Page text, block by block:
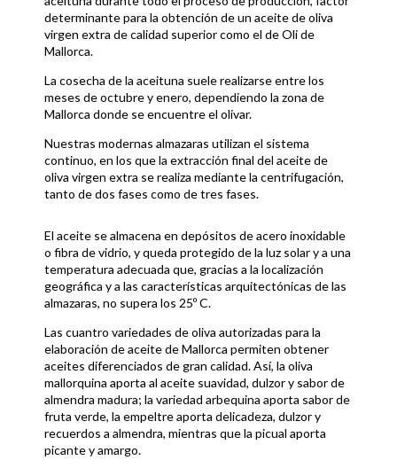
determinante para la obtención de un aceite de oliva
virgen extra de calidad superior como el de Oli de
Mallorca.
La cosecha de la aceituna suele realizarse entre los
meses de octubre y enero, dependiendo la zona de
Mallorca donde se encuentre el olivar.
Nuestras modernas almazaras utilizan el sistema
continuo, en los que la extracción final del aceite de
oliva virgen extra se realiza mediante la centrifugación,
tanto de dos fases como de tres fases.
El aceite se almacena en depósitos de acero inoxidable
o fibra de vidrio, y queda protegido de la luz solar y a una
temperatura adecuada que, gracias a la localización
geográfica y a las características arquitectónicas de las
almazaras, no supera los 25º C.
Las cuantro variedades de oliva autorizadas para la
elaboración de aceite de Mallorca permiten obtener
aceites diferenciados de gran calidad. Así, la oliva
mallorquina aporta al aceite suavidad, dulzor y sabor de
almendra madura; la variedad arbequina aporta sabor de
fruta verde, la empeltre aporta delicadeza, dulzor y
recuerdos a almendra, mientras que la picual aporta
picante y amargo.